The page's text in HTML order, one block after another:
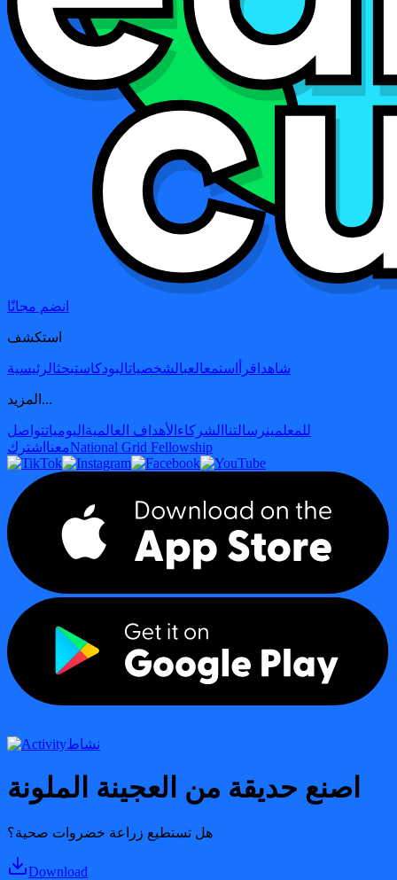
انضم مجانًا
استكشف
شاهد اقرأ استمعالعبالشخصياتالبودكاستبحثالرئيسية
المزيد...
للمعلمينرسالتنا الشركاء الأهداف العالمية اليومياتتواصل
معنا اشترك National Grid Fellowship
نشاط
اصنع حديقة من العجينة الملونة
هل تستطيع زراعة خضروات صحية؟
Download